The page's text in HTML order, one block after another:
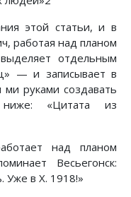
этой статьи, и в
работая над планом
отдельным
— и записывает в
руками создавать
«Цитата из
над планом
Весьегонск:
Уже в X. 1918!»